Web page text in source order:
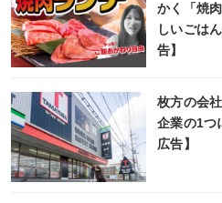
かく「焼
しいごは
告】
枚方の会
企業の1つ
広告】